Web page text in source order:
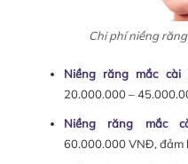
Chi phí niềng
Niềng răng mắc cài
20.000.000 –
Niềng răng mắc
60.000.000 VNĐ, đảm